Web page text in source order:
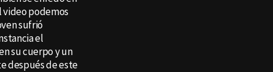
video podemos
sufrió
el
su cuerpo y un
después de este